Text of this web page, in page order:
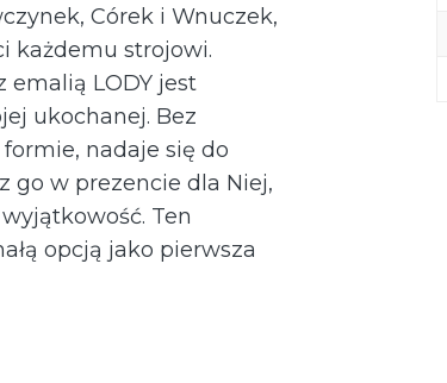
Córek i Wnuczek,
każdemu strojowi.
emalią LODY jest
ukochanej. Bez
nadaje się do
go w prezencie dla Niej,
Ten
opcją jako pierwsza